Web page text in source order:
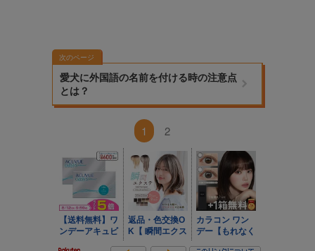
次のページ
愛犬に外国語の名前を付ける時の注意点
とは？
1 2